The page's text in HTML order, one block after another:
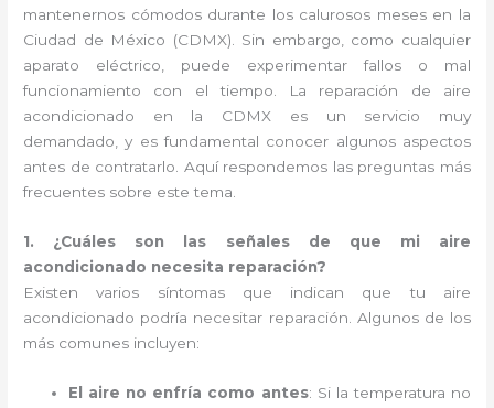
mantenernos cómodos durante los calurosos meses en la
Ciudad de México (CDMX). Sin embargo, como cualquier
aparato eléctrico, puede experimentar fallos o mal
funcionamiento con el tiempo. La reparación de aire
acondicionado en la CDMX es un servicio muy
demandado, y es fundamental conocer algunos aspectos
antes de contratarlo. Aquí respondemos las preguntas más
frecuentes sobre este tema.
1. ¿Cuáles son las señales de que mi aire
acondicionado necesita reparación?
Existen varios síntomas que indican que tu aire
acondicionado podría necesitar reparación. Algunos de los
más comunes incluyen:
El aire no enfría como antes: Si la temperatura no